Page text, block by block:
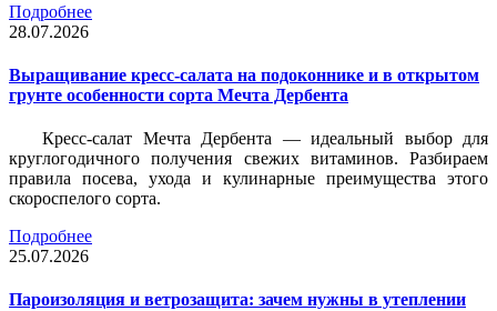
Подробнее
28.07.2026
Выращивание кресс-салата на подоконнике и в открытом
грунте особенности сорта Мечта Дербента
Кресс-салат Мечта Дербента — идеальный выбор для
круглогодичного получения свежих витаминов. Разбираем
правила посева, ухода и кулинарные преимущества этого
скороспелого сорта.
Подробнее
25.07.2026
Пароизоляция и ветрозащита: зачем нужны в утеплении